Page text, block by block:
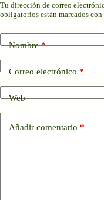
Tu dirección de correo
obligatorios están marcados con
Nombre*
Correo electrónico*
Web
Añadir comentario *